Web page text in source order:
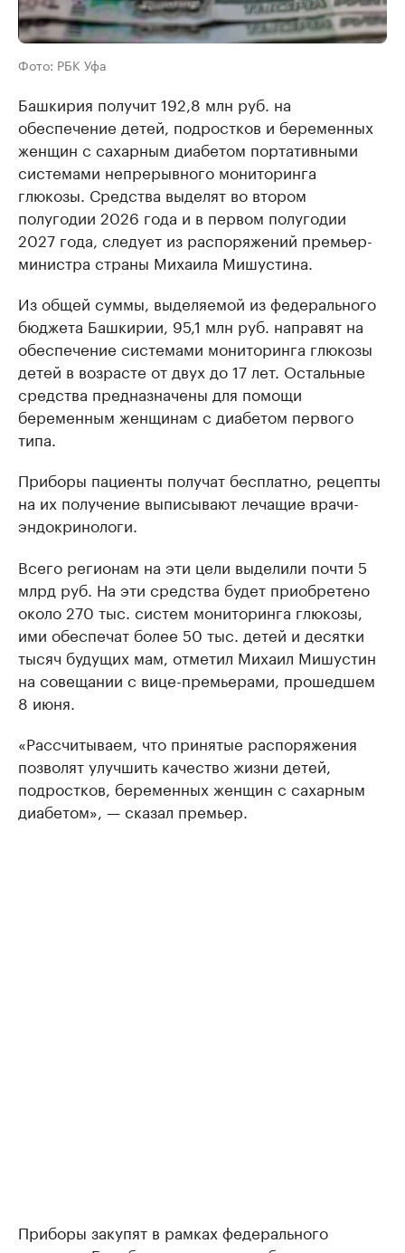
Фото: РБК Уфа
Башкирия получит 192,8 млн руб. на
обеспечение детей, подростков и беременных
женщин с сахарным диабетом портативными
системами непрерывного мониторинга
глюкозы. Средства выделят во втором
полугодии 2026 года и в первом полугодии
2027 года, следует из распоряжений премьер-
министра страны Михаила Мишустина.
Из общей суммы, выделяемой из федерального
бюджета Башкирии, 95,1 млн руб. направят на
обеспечение системами мониторинга глюкозы
детей в возрасте от двух до 17 лет. Остальные
средства предназначены для помощи
беременным женщинам с диабетом первого
типа.
Приборы пациенты получат бесплатно, рецепты
на их получение выписывают лечащие врачи-
эндокринологи.
Всего регионам на эти цели выделили почти 5
млрд руб. На эти средства будет приобретено
около 270 тыс. систем мониторинга глюкозы,
ими обеспечат более 50 тыс. детей и десятки
тысяч будущих мам, отметил Михаил Мишустин
на совещании с вице-премьерами, прошедшем
8 июня.
«Рассчитываем, что принятые распоряжения
позволят улучшить качество жизни детей,
подростков, беременных женщин с сахарным
диабетом», — сказал премьер.
Приборы закупят в рамках федерального